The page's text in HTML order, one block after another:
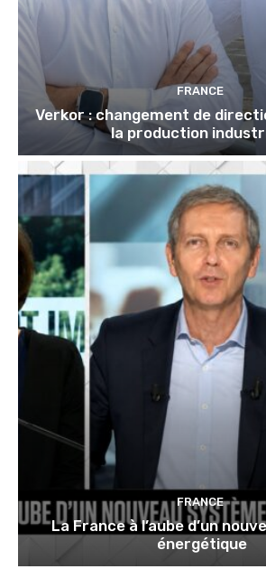
FRANCE
Verkor : changement de
la production
FRANCE
La France à l’aube d’un
énergétique